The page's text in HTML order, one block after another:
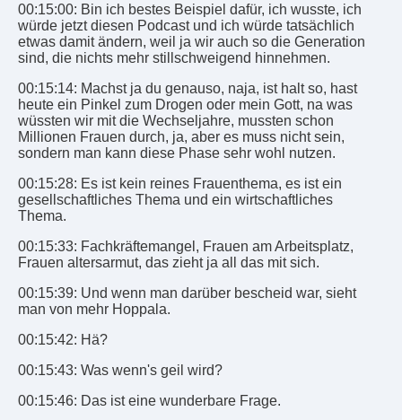
00:15:00: Bin ich bestes Beispiel dafür, ich wusste, ich
würde jetzt diesen Podcast und ich würde tatsächlich
etwas damit ändern, weil ja wir auch so die Generation
sind, die nichts mehr stillschweigend hinnehmen.
00:15:14: Machst ja du genauso, naja, ist halt so, hast
heute ein Pinkel zum Drogen oder mein Gott, na was
wüssten wir mit die Wechseljahre, mussten schon
Millionen Frauen durch, ja, aber es muss nicht sein,
sondern man kann diese Phase sehr wohl nutzen.
00:15:28: Es ist kein reines Frauenthema, es ist ein
gesellschaftliches Thema und ein wirtschaftliches
Thema.
00:15:33: Fachkräftemangel, Frauen am Arbeitsplatz,
Frauen altersarmut, das zieht ja all das mit sich.
00:15:39: Und wenn man darüber bescheid war, sieht
man von mehr Hoppala.
00:15:42: Hä?
00:15:43: Was wenn's geil wird?
00:15:46: Das ist eine wunderbare Frage.